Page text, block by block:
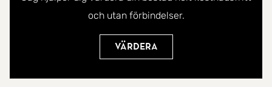
och utan förbindelser.
Värdera